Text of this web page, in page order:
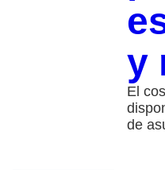
y
El
de